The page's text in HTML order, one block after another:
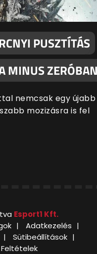
PUSZTÍTÁS
MINUS
nemcsak egy újabb
mozizásra is fel
Esport1 Kft.
Adatkezelés
Sütibeállítások